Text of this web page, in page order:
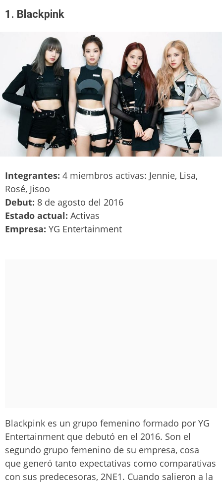
1. Blackpink
Integrantes: 4 miembros activas: Jennie, Lisa,
Rosé, Jisoo
Debut: 8 de agosto del 2016
Estado actual: Activas
Empresa: YG Entertainment
Blackpink es un grupo femenino formado por YG
Entertainment que debutó en el 2016. Son el
segundo grupo femenino de su empresa, cosa
que generó tanto expectativas como comparativas
con sus predecesoras, 2NE1. Cuando salieron a la